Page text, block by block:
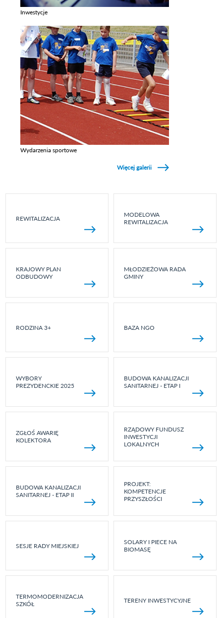
Inwestycje
Wydarzenia sportowe
Więcej galerii
REWITALIZACJA
MODELOWA
REWITALIZACJA
KRAJOWY PLAN
ODBUDOWY
MŁODZIEŻOWA RADA
GMINY
RODZINA 3+ BAZA NGO
WYBORY
PREZYDENCKIE 2025
BUDOWA KANALIZACJI
SANITARNEJ - ETAP I
ZGŁOŚ AWARIĘ
KOLEKTORA
RZĄDOWY FUNDUSZ
INWESTYCJI
LOKALNYCH
BUDOWA KANALIZACJI
SANITARNEJ - ETAP II
PROJEKT:
KOMPETENCJE
PRZYSZŁOŚCI
SESJE RADY MIEJSKIEJ
SOLARY I PIECE NA
BIOMASĘ
TERMOMODERNIZACJA
SZKÓŁ
TERENY INWESTYCYJNE